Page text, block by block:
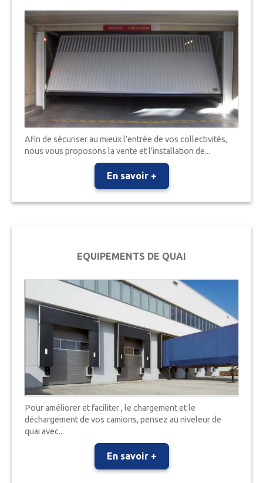
Afin de sécuriser au mieux l’entrée de vos collectivités,
nous vous proposons la vente et l’installation de...
En savoir +
EQUIPEMENTS DE QUAI
Pour améliorer et faciliter , le chargement et le
déchargement de vos camions, pensez au niveleur de
quai avec...
En savoir +